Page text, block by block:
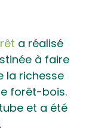
a réalisé
à faire
la richesse
forêt-bois.
et a été